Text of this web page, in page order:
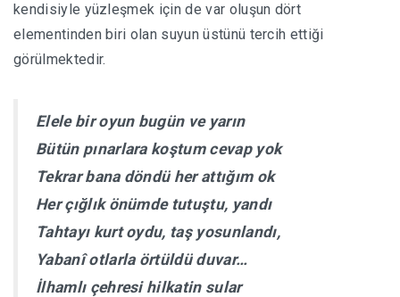
kendisiyle yüzleşmek için de var oluşun dört
elementinden biri olan suyun üstünü tercih ettiği
görülmektedir.
Elele bir oyun bugün ve yarın
Bütün pınarlara koştum cevap yok
Tekrar bana döndü her attığım ok
Her çığlık önümde tutuştu, yandı
Tahtayı kurt oydu, taş yosunlandı,
Yabanî otlarla örtüldü duvar…
İlhamlı çehresi hilkatin sular